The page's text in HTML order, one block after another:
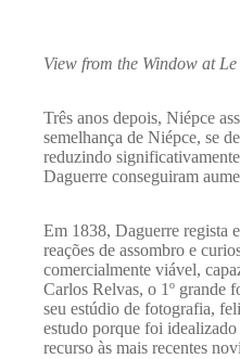
View from the Window at
Três anos depois, Niépce
semelhança de Niépce, se
reduzindo
Daguerre conseguiram
Em 1838, Daguerre regista
reações de assombro e
comercialmente viável,
Carlos Relvas, o 1º grande
seu estúdio de fotografia,
estudo porque foi
recurso às mais recentes